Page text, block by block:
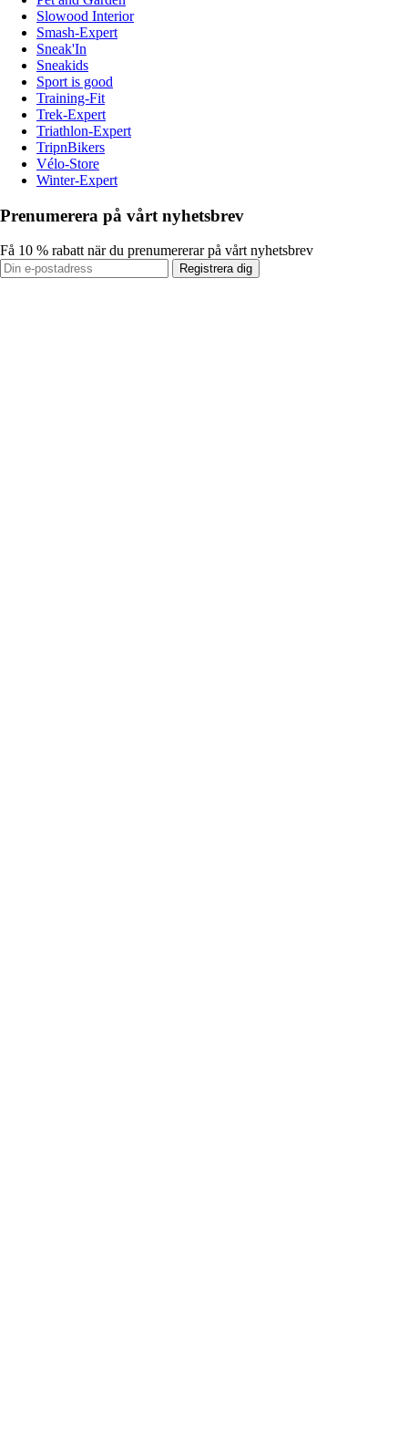
Slowood Interior
Smash-Expert
Sneak'In
Sneakids
Sport is good
Training-Fit
Trek-Expert
Triathlon-Expert
TripnBikers
Vélo-Store
Winter-Expert
Prenumerera på vårt nyhetsbrev
Få 10 % rabatt när du prenumererar på vårt nyhetsbrev
Registrera dig